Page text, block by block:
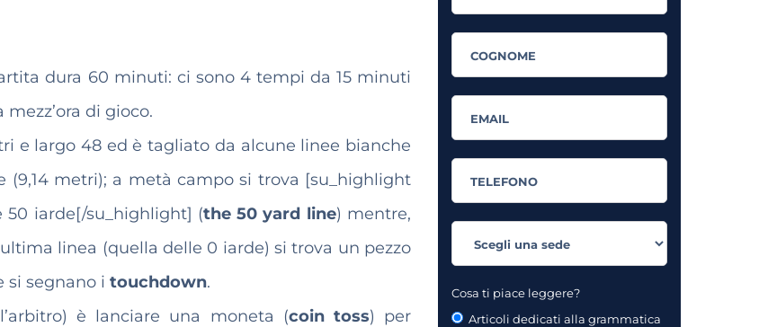
dura 60 minuti: ci sono 4 tempi da 15 minuti
di gioco.
e largo 48 ed è tagliato da alcune linee bianche
(9,14 metri); a metà campo si trova [su_highlight
50 iarde[/su_highlight] (the 50 yard line) mentre,
linea (quella delle 0 iarde) si trova un pezzo
si segnano itouchdown.
è lanciare una moneta (coin toss) per
Cosa ti piace leggere?
Articoli dedicati alla grammatica